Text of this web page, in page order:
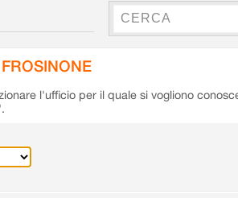
l'ufficio per il quale si vogliono